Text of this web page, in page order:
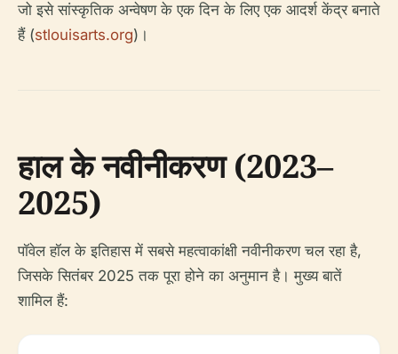
जो इसे सांस्कृतिक अन्वेषण के एक दिन के लिए एक आदर्श केंद्र बनाते
हैं (stlouisarts.org)।
हाल के नवीनीकरण (2023–
2025)
पॉवेल हॉल के इतिहास में सबसे महत्वाकांक्षी नवीनीकरण चल रहा है,
जिसके सितंबर 2025 तक पूरा होने का अनुमान है। मुख्य बातें
शामिल हैं: